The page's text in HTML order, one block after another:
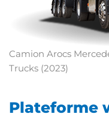
Camion Arocs
Trucks (2023)
Plateforme